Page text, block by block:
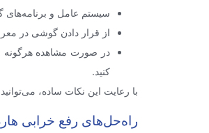
سیستم عامل و برنامه‌های
از قرار دادن گوشی در
در صورت مشاهده هرگونه
کنید.
با رعایت این نکات ساده،
راه‌حل‌های رفع خرابی